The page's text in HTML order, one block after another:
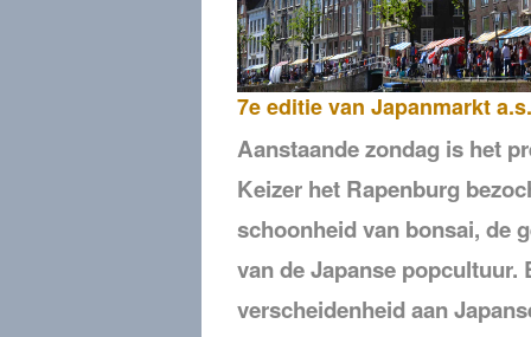
7e editie van Japanmarkt
Aanstaande zondag is het
Keizer het Rapenburg
schoonheid van bonsai, de
van de Japanse popcultuur.
verscheidenheid aan